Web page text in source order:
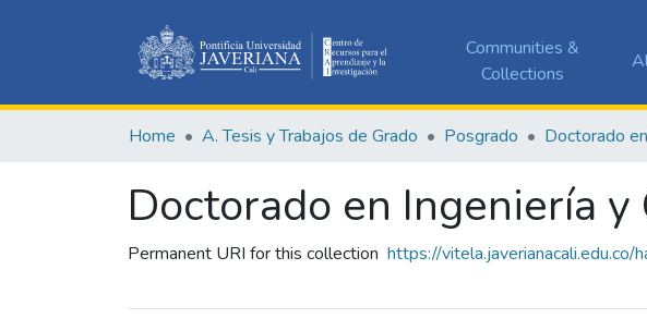
Communities &
Collections
Home A. Tesis y Trabajos de Grado Posgrado
Doctorado en Ingeniería
Permanent URI for this collection https://